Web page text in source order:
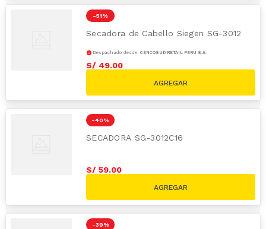
-51 %
Secadora de Cabello Siegen SG-3012
Despachado desde CENCOSUD RETAIL PERÚ S.A.
S/ 49.00
-40 %
SECADORA SG-3012C16
S/ 59.00
-39 %